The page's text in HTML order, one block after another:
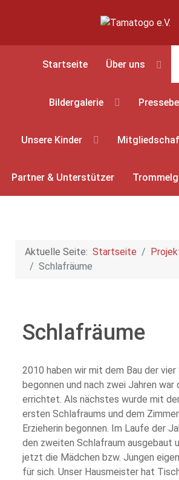
Startseite Über uns
Bildergalerie
Unsere Kinder
Partner & Unterstützer
Aktuelle Seite: Startseite
Schlafräume
Schlafräume
2010 haben wir mit dem Bau der
begonnen und nach zwei Jahren war
errichtet. Als nächstes wurde mit
ersten Schlafraums und dem
Erzieherin begonnen. Im Laufe der
den zweiten Schlafraum ausgebaut
jetzt die Mädchen bzw. Jungen
für sich. Unser Hausmeister hat